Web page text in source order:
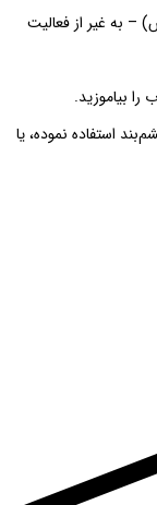
– به غير از فعاليت
بياموزيد.
استفاده نموده، يا